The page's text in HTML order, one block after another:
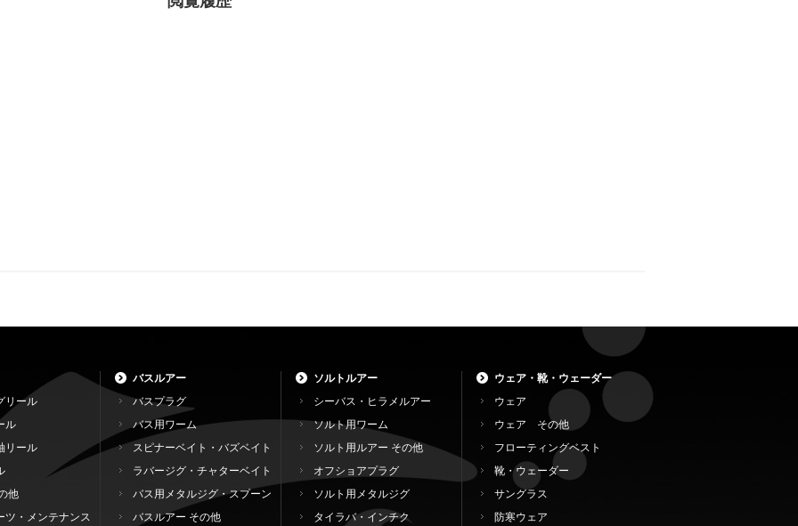
リール
ル
リール
他
ツ・メンテナンス
バスルアー
バスプラグ
バス用ワーム
スピナーベイト・バズベイト
ラバージグ・チャターベイト
バス用メタルジグ・スプーン
バスルアー その他
ソルトルアー
シーバス・ヒラメルアー
ソルト用ワーム
ソルト用ルアー その他
オフショアプラグ
ソルト用メタルジグ
タイラバ・インチク
ウェア・靴・ウェーダー
ウェア
ウェア その他
フローティングベスト
靴・ウェーダー
サングラス
防寒ウェア